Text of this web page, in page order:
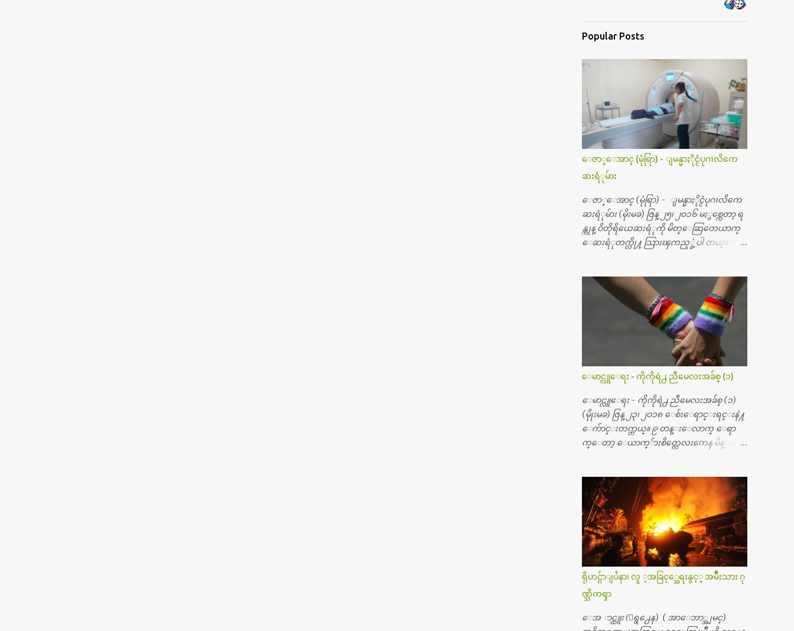
Popular Posts
ေဇာ္ေအာင္ (မုံရြာ) - ျမန္မာႏိုင္ငံပုဂၢလိကေ
ဆးရံုမ်ား
ေဇာ္ေအာင္ (မုံရြာ) - ျမန္မာႏိုင္ငံပုဂၢလိကေ
ဆးရံုမ်ား (မိုးမခ) ဇြန္ ၂၅၊ ၂၀၁၆ မႏွစ္ကေတာ့ ရ
န္ကုန္ ဝိတိုရိယေဆးရံုကို မိတ္ေဆြတေယာက္
ေဆးရံုတက္လို႔ သြားၾကည့္ခဲ့ပါ တယ္။ အရ
မ္းသြားလို႔ အရိုးအစားထိုးကုသျခင္း လုပ္ပါ
တယ္။ အရိုးအထူးကု ဆရာဝန္က ဝိတိုရိယေဟာ္တ
ယ္လိုအခန္းမွာ တရက္ က်ပ္ ၃ ေသာင္းနဲ႔ေနေ
စၿပီး၊ အာရွေတာ္ဝင္ခြဲစိတ္ခန္းကို ငွားရမ္းခြဲစိ
တ္ အရိုးအစားထိုးကုပါတယ္။ ေဆးစစ္၊ေဆး
ဝယ္၊ ခြဲစိတ္ကု၊ အရိုးအစားထိုးပစၥည္း စတဲ့စရိ
တ္ေတြနဲ႔ေဆးရံုမွာ ၂ ပတ္ေနထိုင္စရိတ္ သိ
န္း ၇၀ ေလာက္ ကုန္သြားပါတယ္။ သူငယ္ခ်င္းျ
ဖစ္သူကို လာေတြ႔ရင္း ဟိုတယ္လို သန္႔ရွင္း
သပ္ရပ္တဲ့ ဝိတိုရိယေဆးရံုမွာ စီတီစကင္ နဲ႔ အမ္အာ
အိုင္1 စက္ခန္းကိုေတြ႔လို႔ေမးၾကည့္ေ
တာ့ တခါစမ္းရင္ က်ပ္တသိန္းေက်ာ္ က်သင့္တ
ကီးေတြနဲ႔ စမ္းသပ္ရပါတယ္။ ခႏၱာကိုယ္အစိတ္ပို
င္း ကလီစာေတြကိုၾကည့္ရႈတဲ့ အာလထ
ရာေဆာင္း2 စက္ေတြကေတာ့ ေစ်းသိပ္မႀ
ကီးလို႔ ျမန္မာျပည္ေဆးရံုတိုင္းရွိပါတယ္။
တစ္ခါစမ္းရင္ က်ပ္တစ္ေသာင္းေလာက္ က်သ
င့္ပါတယ္။ စာေရးသူ လြန္ခဲ့တဲ့ (၂)...
ေမာင္လူေရး - ကိုကိုရဲ႕ ညီမေလးအခ်စ္ (၁)
ေမာင္လူေရး - ကိုကိုရဲ႕ ညီမေလးအခ်စ္ (၁)
(မိုုးမခ) ဇြန္ ၂၃၊ ၂၀၁၈ ေစ်းေရာင္းရင္းနဲ႔
ေက်ာင္းတက္တယ္။ ၉ တန္းေလာက္ ေရာ
က္ေတာ့ ေယာက္်ားစိတ္ကေလးကေန မိန္းမစိ
တာေပါ့။ မိန္းကေလး အေပါင္းအသင္းလ
ည္း မ်ားတယ္။ ငယ္ငယ္တုန္းကေတာ့ အမေတြနဲ႔
ေနတာဆုိေတာ့ သနပ္ခါးေလးေတြ လိမ္း
တယ္။ ပန္းပန္တယ္။ မိန္းကေလး အဝတ္အစားေ
တြကိုလည္း ခုိးဝတ္တယ္။ မိန္းမစိတ္ရွိေတာ့
ရွိေပမယ့္ ကိုယ့္ကိုယ္ကို မိန္းမစိတ္ေပါက္မွန္း
သိတာက ၉ တန္း၊ ၁၀ တန္းေလာက္ကမွ။ ညီအ
စ္ကို ေမာင္နွမ အားလံုး ၆ ေယာက္ရွိတယ္။ အစ္ကို ၃
ေယာက္၊ အစ္မ ႏွစ္ေယာက္။ အစ္ကိုေတြက
လည္း သူ႔ အေပါင္းအသင္းနဲ႔ သူဆိုေ
တာ့ အမေတြနဲ႔ဘဲ ေပါင္းတယ္။ ျပီးေတာ့
ရိုဟင္ဂ်ာျပႆနာ၊ လူ ့အခြင့္အေရးနွင့္ အမ်ိဳးသား ဂု
ဏ္သိကၡာ
ေအ ာင္ထူး (ေရွ႕ေန) ( အာေဘာ္အျမင္)